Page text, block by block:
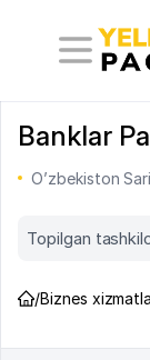
Banklar
O’zbekiston
Topilgan
/Biznes